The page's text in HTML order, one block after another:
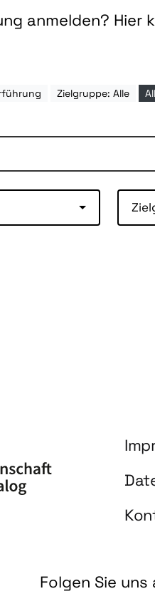
anmelden? Hier
Zielgruppe: Alle
Folgen Sie uns